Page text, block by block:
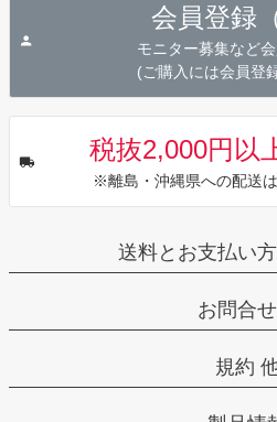
会員登録
モニター募集など
(ご購入には会員登
税抜2,000円以
※離島・沖縄県への配送
送料とお支払い
お問合
規約